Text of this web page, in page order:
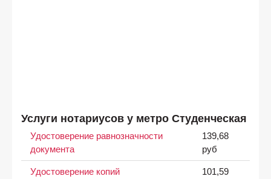
Услуги нотариусов у метро Студенческая
Удостоверение равнозначности
документа
139,68
руб
Удостоверение копий
101,59